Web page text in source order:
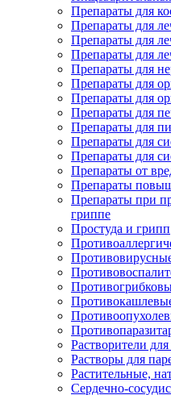
Препараты для
Препараты для
Препараты для
Препараты для
Препараты для
Препараты для
Препараты для
Препараты для
Препараты для
Препараты для
Препараты для
Препараты от
Препараты
Препараты при
гриппе
Простуда и грипп
Растворители
Растворы для
Растительные,
Сердечно-